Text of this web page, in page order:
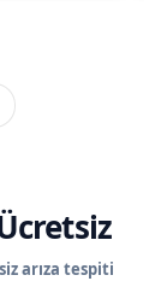
arıza tespiti